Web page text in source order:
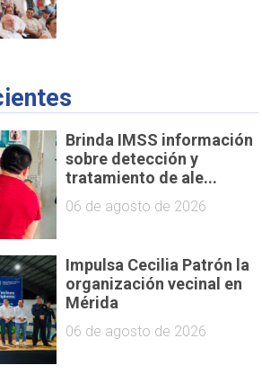
Brinda IMSS información
sobre detección y
tratamiento de ale...
06 de agosto de 2026
Impulsa Cecilia Patrón la
organización vecinal en
Mérida
06 de agosto de 2026